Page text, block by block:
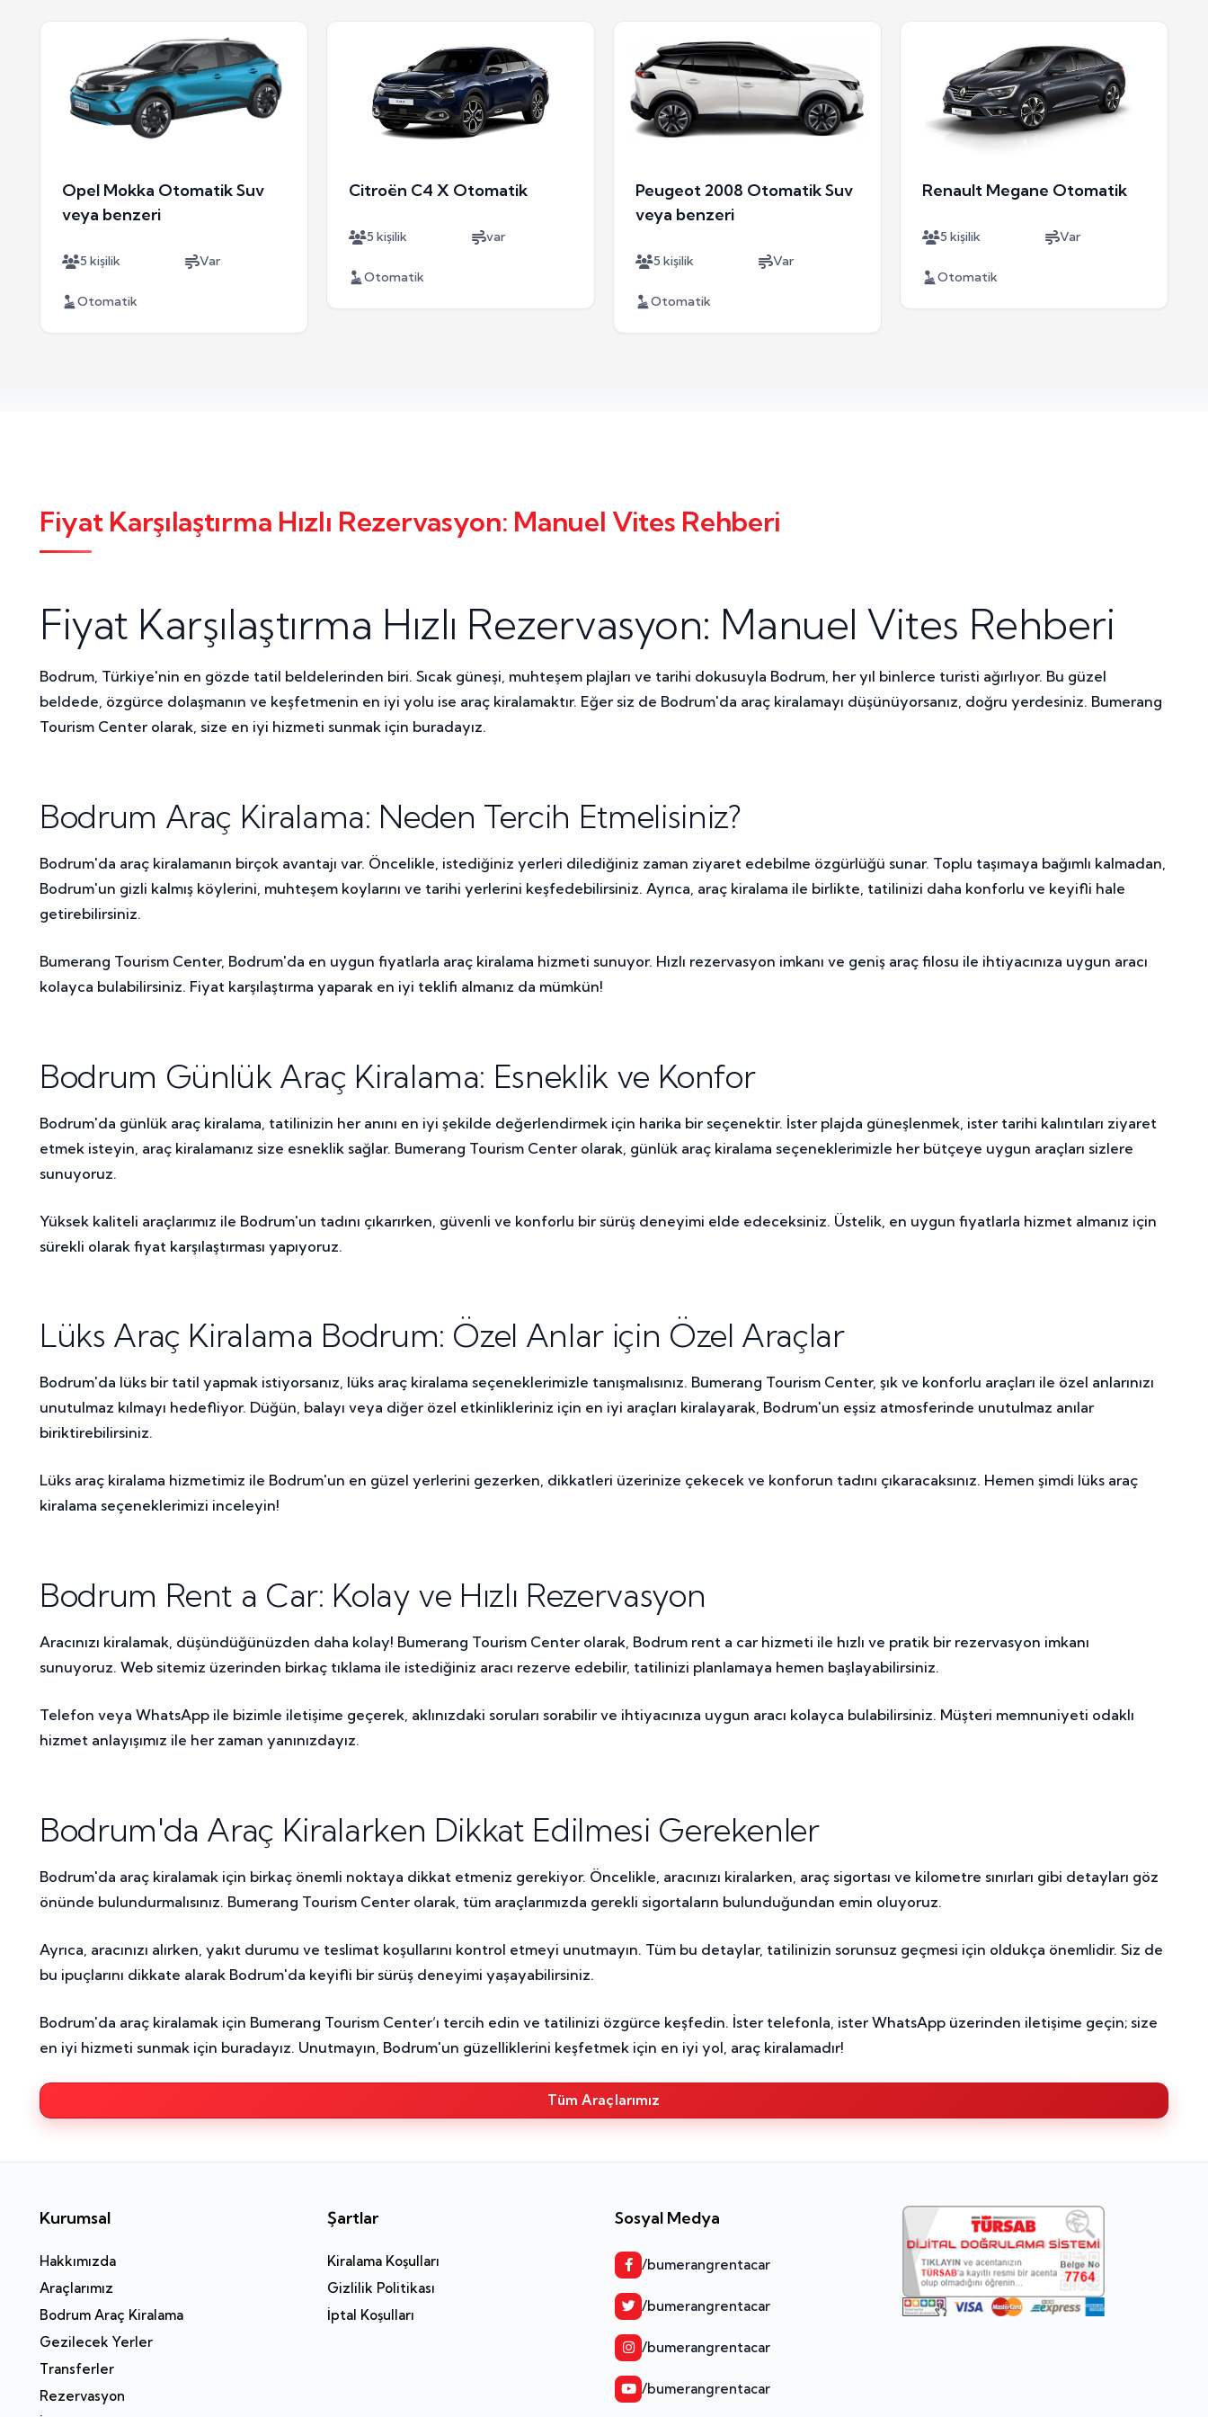
Opel Mokka Otomatik Suv
veya benzeri
5 kişilik Var
Otomatik
Citroën C4 X Otomatik
5 kişilik var
Otomatik
Peugeot 2008 Otomatik Suv
veya benzeri
5 kişilik Var
Otomatik
Renault Megane Otomatik
5 kişilik Var
Otomatik
Fiyat Karşılaştırma Hızlı Rezervasyon: Manuel Vites Rehberi
Fiyat Karşılaştırma Hızlı Rezervasyon: Manuel Vites Rehberi
Bodrum, Türkiye'nin en gözde tatil beldelerinden biri. Sıcak güneşi, muhteşem plajları ve tarihi dokusuyla Bodrum, her yıl binlerce turisti ağırlıyor. Bu güzel
beldede, özgürce dolaşmanın ve keşfetmenin en iyi yolu ise araç kiralamaktır. Eğer siz de Bodrum'da araç kiralamayı düşünüyorsanız, doğru yerdesiniz. Bumerang
Tourism Center olarak, size en iyi hizmeti sunmak için buradayız.
Bodrum Araç Kiralama: Neden Tercih Etmelisiniz?
Bodrum'da araç kiralamanın birçok avantajı var. Öncelikle, istediğiniz yerleri dilediğiniz zaman ziyaret edebilme özgürlüğü sunar. Toplu taşımaya bağımlı kalmadan,
Bodrum'un gizli kalmış köylerini, muhteşem koylarını ve tarihi yerlerini keşfedebilirsiniz. Ayrıca, araç kiralama ile birlikte, tatilinizi daha konforlu ve keyifli hale
getirebilirsiniz.
Bumerang Tourism Center, Bodrum'da en uygun fiyatlarla araç kiralama hizmeti sunuyor. Hızlı rezervasyon imkanı ve geniş araç filosu ile ihtiyacınıza uygun aracı
kolayca bulabilirsiniz. Fiyat karşılaştırma yaparak en iyi teklifi almanız da mümkün!
Bodrum Günlük Araç Kiralama: Esneklik ve Konfor
Bodrum'da günlük araç kiralama, tatilinizin her anını en iyi şekilde değerlendirmek için harika bir seçenektir. İster plajda güneşlenmek, ister tarihi kalıntıları ziyaret
etmek isteyin, araç kiralamanız size esneklik sağlar. Bumerang Tourism Center olarak, günlük araç kiralama seçeneklerimizle her bütçeye uygun araçları sizlere
sunuyoruz.
Yüksek kaliteli araçlarımız ile Bodrum'un tadını çıkarırken, güvenli ve konforlu bir sürüş deneyimi elde edeceksiniz. Üstelik, en uygun fiyatlarla hizmet almanız için
sürekli olarak fiyat karşılaştırması yapıyoruz.
Lüks Araç Kiralama Bodrum: Özel Anlar için Özel Araçlar
Bodrum'da lüks bir tatil yapmak istiyorsanız, lüks araç kiralama seçeneklerimizle tanışmalısınız. Bumerang Tourism Center, şık ve konforlu araçları ile özel anlarınızı
unutulmaz kılmayı hedefliyor. Düğün, balayı veya diğer özel etkinlikleriniz için en iyi araçları kiralayarak, Bodrum'un eşsiz atmosferinde unutulmaz anılar
biriktirebilirsiniz.
Lüks araç kiralama hizmetimiz ile Bodrum'un en güzel yerlerini gezerken, dikkatleri üzerinize çekecek ve konforun tadını çıkaracaksınız. Hemen şimdi lüks araç
kiralama seçeneklerimizi inceleyin!
Bodrum Rent a Car: Kolay ve Hızlı Rezervasyon
Aracınızı kiralamak, düşündüğünüzden daha kolay! Bumerang Tourism Center olarak, Bodrum rent a car hizmeti ile hızlı ve pratik bir rezervasyon imkanı
sunuyoruz. Web sitemiz üzerinden birkaç tıklama ile istediğiniz aracı rezerve edebilir, tatilinizi planlamaya hemen başlayabilirsiniz.
Telefon veya WhatsApp ile bizimle iletişime geçerek, aklınızdaki soruları sorabilir ve ihtiyacınıza uygun aracı kolayca bulabilirsiniz. Müşteri memnuniyeti odaklı
hizmet anlayışımız ile her zaman yanınızdayız.
Bodrum'da Araç Kiralarken Dikkat Edilmesi Gerekenler
Bodrum'da araç kiralamak için birkaç önemli noktaya dikkat etmeniz gerekiyor. Öncelikle, aracınızı kiralarken, araç sigortası ve kilometre sınırları gibi detayları göz
önünde bulundurmalısınız. Bumerang Tourism Center olarak, tüm araçlarımızda gerekli sigortaların bulunduğundan emin oluyoruz.
Ayrıca, aracınızı alırken, yakıt durumu ve teslimat koşullarını kontrol etmeyi unutmayın. Tüm bu detaylar, tatilinizin sorunsuz geçmesi için oldukça önemlidir. Siz de
bu ipuçlarını dikkate alarak Bodrum'da keyifli bir sürüş deneyimi yaşayabilirsiniz.
Bodrum'da araç kiralamak için Bumerang Tourism Center’ı tercih edin ve tatilinizi özgürce keşfedin. İster telefonla, ister WhatsApp üzerinden iletişime geçin; size
en iyi hizmeti sunmak için buradayız. Unutmayın, Bodrum'un güzelliklerini keşfetmek için en iyi yol, araç kiralamadır!
Tüm Araçlarımız
Kurumsal
Hakkımızda
Araçlarımız
Bodrum Araç Kiralama
Gezilecek Yerler
Transferler
Rezervasyon
Şartlar
Kiralama Koşulları
Gizlilik Politikası
İptal Koşulları
Sosyal Medya
/bumerangrentacar
/bumerangrentacar
/bumerangrentacar
/bumerangrentacar